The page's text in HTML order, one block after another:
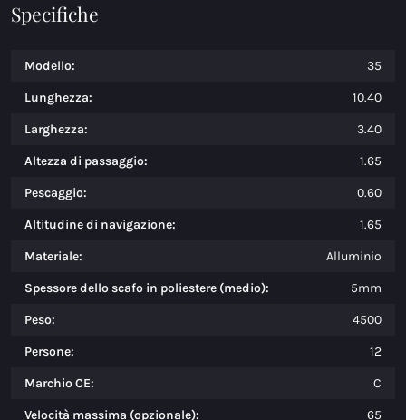
Specifiche
Modello: 35
Lunghezza: 10.40
Larghezza: 3.40
Altezza di passaggio: 1.65
Pescaggio: 0.60
Altitudine di navigazione: 1.65
Materiale: Alluminio
Spessore dello scafo in poliestere (medio): 5mm
Peso: 4500
Persone: 12
Marchio CE: C
Velocità massima (opzionale): 65